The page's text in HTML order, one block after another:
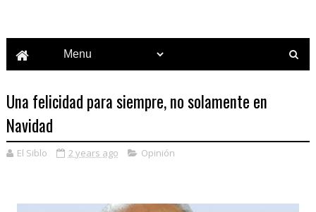
Una felicidad para siempre, no solamente en
Navidad
El Siblo 2 years ago Opinión